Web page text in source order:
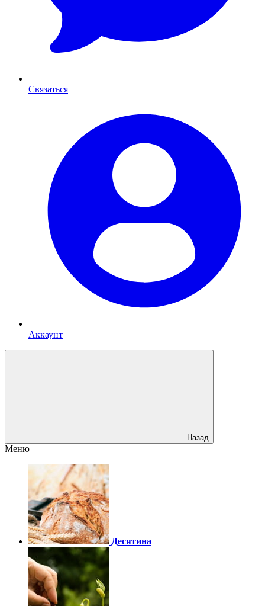
Связаться
Аккаунт
Назад
Меню
Десятина